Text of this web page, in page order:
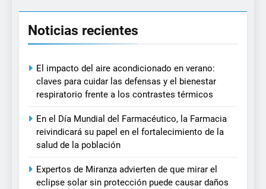
Noticias recientes
El impacto del aire acondicionado en verano:
claves para cuidar las defensas y el bienestar
respiratorio frente a los contrastes térmicos
En el Día Mundial del Farmacéutico, la Farmacia
reivindicará su papel en el fortalecimiento de la
salud de la población
Expertos de Miranza advierten de que mirar el
eclipse solar sin protección puede causar daños